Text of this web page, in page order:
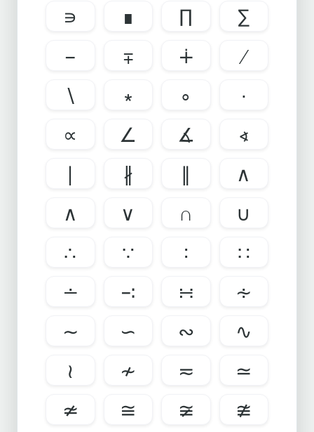
∍
∎ ∏
∑
−
∓
∔
∖
∗ ∘
∙
∝
∠ ∡
∢
∣
∦ ∥
∧
∧
∨ ∩
∪
∴
∵ ∶
∷
∸
∹ ∺
∻
∼
∽ ∾
∿
≀
≁ ≂
≃
≄
≅ ≆
≇